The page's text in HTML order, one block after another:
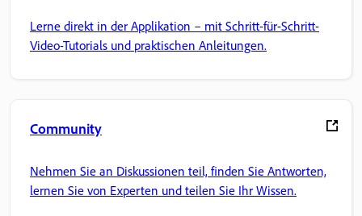
Lerne direkt in der Applikation – mit Schritt-für-Schritt-
Video-Tutorials und praktischen Anleitungen.
Community
Nehmen Sie an Diskussionen teil, finden Sie Antworten,
lernen Sie von Experten und teilen Sie Ihr Wissen.